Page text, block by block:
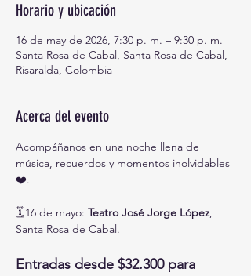
Horario y ubicación
16 de may de 2026, 7:30 p. m. – 9:30 p. m.
Santa Rosa de Cabal, Santa Rosa de Cabal,
Risaralda, Colombia
Acerca del evento
Acompáñanos en una noche llena de
música, recuerdos y momentos inolvidables
❤️.
🗓️16 de mayo: Teatro José Jorge López,
Santa Rosa de Cabal.
Entradas desde $32.300 para